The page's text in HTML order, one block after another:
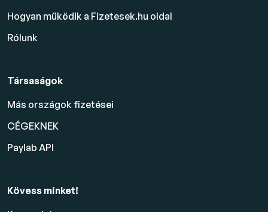
Hogyan működik a Fizetesek.hu oldal
Rólunk
Társaságok
Más országok fizetései
CÉGEKNEK
Paylab API
Kövess minket!